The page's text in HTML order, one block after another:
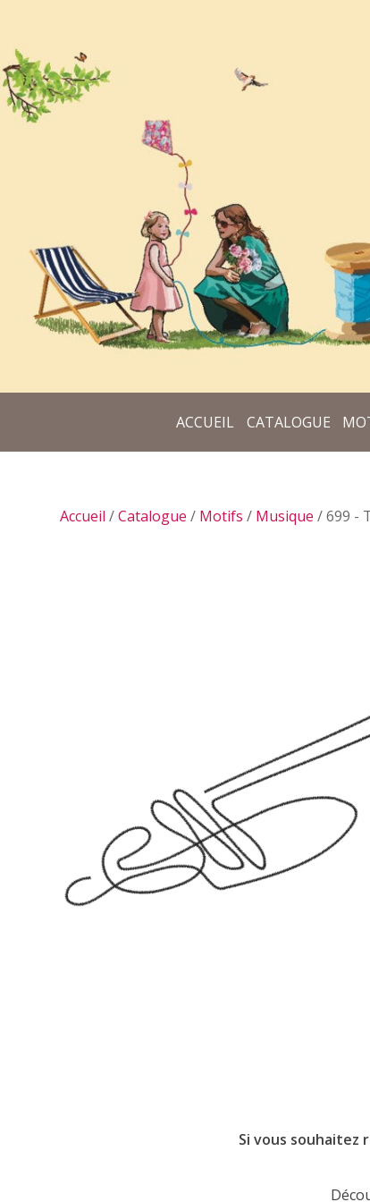
ACCUEIL CATALOGUE
Accueil /Catalogue / Motifs / Musique / 699 -
Si vous souhaitez